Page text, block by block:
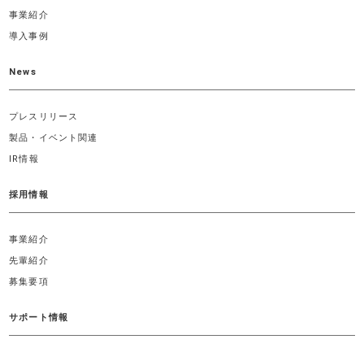
事業紹介
導入事例
News
プレスリリース
製品・イベント関連
IR情報
採用情報
事業紹介
先輩紹介
募集要項
サポート情報